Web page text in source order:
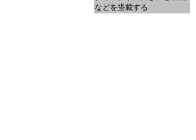
などを搭載する